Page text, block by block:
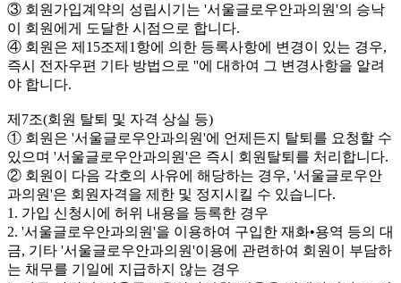
③ 회원가입계약의 성립시기는 '서울글로우안과의원'의 승낙
이 회원에게 도달한 시점으로 합니다.
④ 회원은 제15조제1항에 의한 등록사항에 변경이 있는 경우,
즉시 전자우편 기타 방법으로 ''에 대하여 그 변경사항을 알려
야 합니다.
제7조(회원 탈퇴 및 자격 상실 등)
① 회원은 '서울글로우안과의원'에 언제든지 탈퇴를 요청할 수
있으며 '서울글로우안과의원'은 즉시 회원탈퇴를 처리합니다.
② 회원이 다음 각호의 사유에 해당하는 경우, '서울글로우안
과의원'은 회원자격을 제한 및 정지시킬 수 있습니다.
1. 가입 신청시에 허위 내용을 등록한 경우
2. '서울글로우안과의원'을 이용하여 구입한 재화•용역 등의 대
금, 기타 '서울글로우안과의원'이용에 관련하여 회원이 부담하
는 채무를 기일에 지급하지 않는 경우